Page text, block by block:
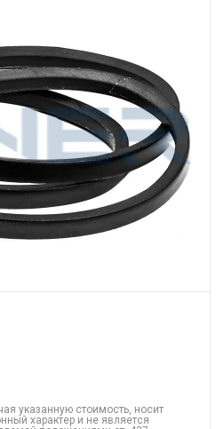
указанную стоимость, носит
характер и не является